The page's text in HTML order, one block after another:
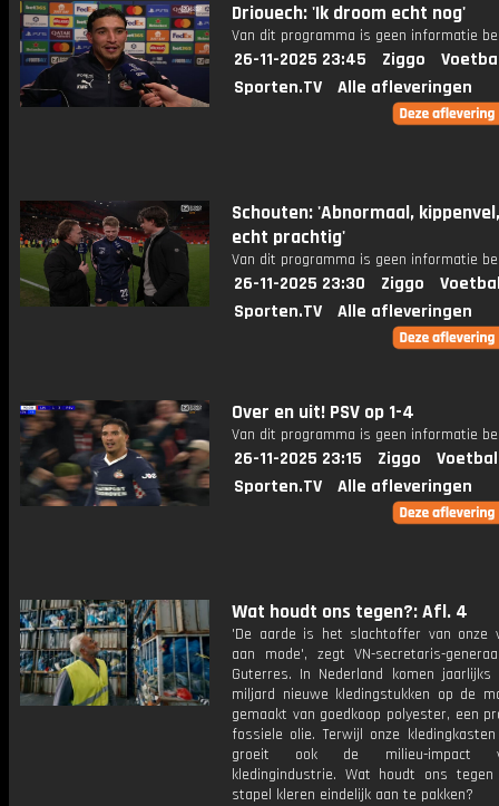
Driouech: 'Ik droom echt nog'
Van dit programma is geen informatie
26-11-2025 23:45 Ziggo
Sporten.TV
Alle afleveringen
Schouten: 'Abnormaal,
echt prachtig'
Van dit programma is geen informatie
26-11-2025 23:30 Ziggo
Sporten.TV
Alle afleveringen
Over en uit! PSV op 1-4
Van dit programma is geen informatie
26-11-2025 23:15 Ziggo
Sporten.TV
Alle afleveringen
Wat houdt ons tegen?: Afl. 4
'De aarde is het slachtoffer van onze
aan mode', zegt VN-secretaris-
Guterres. In Nederland komen jaarlijks
miljard nieuwe kledingstukken op de
gemaakt van goedkoop polyester, een
fossiele olie. Terwijl onze
groeit ook de milieu-impact
kledingindustrie. Wat houdt ons
stapel kleren eindelijk aan te pakken?